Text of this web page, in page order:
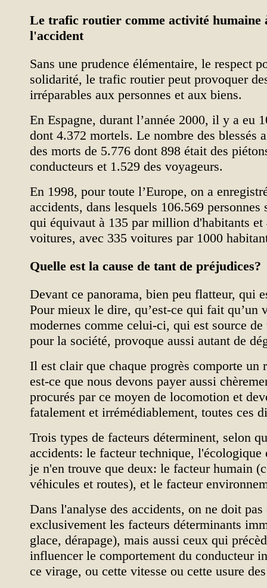
Le trafic routier comme activité humaine
l'accident
Sans une prudence élémentaire, le respect
solidarité, le trafic routier peut provoquer
irréparables aux personnes et aux biens.
En Espagne, durant l’année 2000, il y a eu
dont 4.372 mortels. Le nombre des blessés
des morts de 5.776 dont 898 était des
conducteurs et 1.529 des voyageurs.
En 1998, pour toute l’Europe, on a
accidents, dans lesquels 106.569 personnes
qui équivaut à 135 par million d'habitants
voitures, avec 335 voitures par 1000
Quelle est la cause de tant de préjudices?
Devant ce panorama, bien peu flatteur, qui
Pour mieux le dire, qu’est-ce qui fait qu’un
modernes comme celui-ci, qui est source de
pour la société, provoque aussi autant de
Il est clair que chaque progrès comporte un
est-ce que nous devons payer aussi
procurés par ce moyen de locomotion et
fatalement et irrémédiablement, toutes ces
Trois types de facteurs déterminent, selon
accidents: le facteur technique,
je n'en trouve que deux: le facteur humain
véhicules et routes), et le facteur
Dans l'analyse des accidents, on ne doit pas
exclusivement les facteurs déterminants
glace, dérapage), mais aussi ceux qui
influencer le comportement du conducteur
ce virage, ou cette vitesse ou cette usure